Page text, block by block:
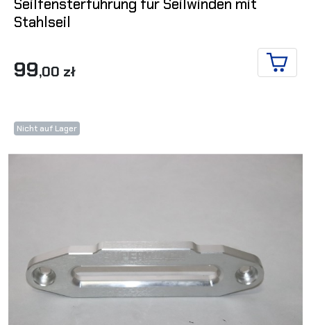
Seilfensterführung für Seilwinden mit
Stahlseil
99,00 zł IN
Nicht auf Lager